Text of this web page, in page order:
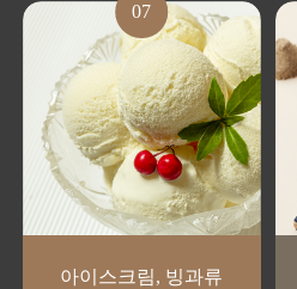
07
아이스크림, 빙과류